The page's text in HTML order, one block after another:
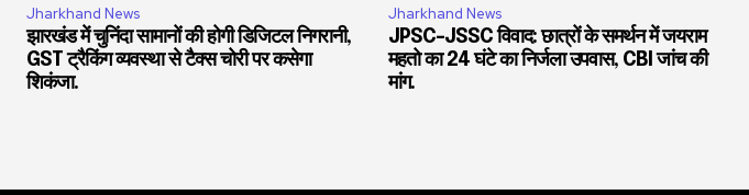
Jharkhand News
झारखंड में चुनिंदा सामानों की होगी डिजिटल निगरानी,
GST ट्रैकिंग व्यवस्था से टैक्स चोरी पर कसेगा
शिकंजा.
Jharkhand News
JPSC-JSSC विवाद: छात्रों के समर्थन में जयराम
महतो का 24 घंटे का निर्जला उपवास, CBI जांच की
मांग.